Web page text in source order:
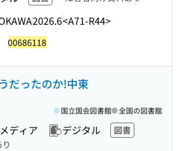
2026.6<A71-R44>
00686118
だったのか!中東
ディア デジタル
図書
国立国会図書館 全国の図書館